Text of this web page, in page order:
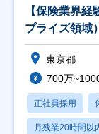
【保険業界
プライズ領域
東京都
700万
正社員採用
月残業20時間以